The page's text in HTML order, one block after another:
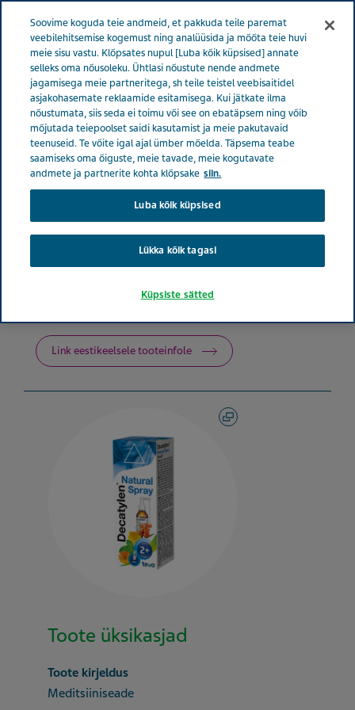
EESTI
Estonia Tooted Tootekataloog
Decatylen™ Natural
Spray
Decatylen™ Natural Spray
Link eestikeelsele tooteinfole
Toote üksikasjad
Toote kirjeldus
Meditsiiniseade
Soovime koguda teie andmeid, et pakkuda teile paremat
veebilehitsemise kogemust ning analüüsida ja mõõta teie huvi
meie sisu vastu. Klõpsates nupul [Luba kõik küpsised] annate
selleks oma nõusoleku. Ühtlasi nõustute nende andmete
jagamisega meie partneritega, sh teile teistel veebisaitidel
asjakohasemate reklaamide esitamisega. Kui jätkate ilma
nõustumata, siis seda ei toimu või see on ebatäpsem ning võib
mõjutada teiepoolset saidi kasutamist ja meie pakutavaid
teenuseid. Te võite igal ajal ümber mõelda. Täpsema teabe
saamiseks oma õiguste, meie tavade, meie kogutavate
andmete ja partnerite kohta klõpsake siin.
Luba kõik küpsised
Lükka kõik tagasi
Küpsiste sätted